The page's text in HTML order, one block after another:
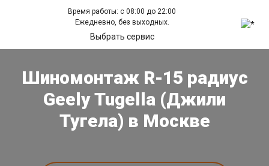
Время работы: с 08:00 до 22:00
Ежедневно, без выходных.
Выбрать сервис
Шиномонтаж R-15 радиус
Geely Tugella (Джили
Тугела) в Москве